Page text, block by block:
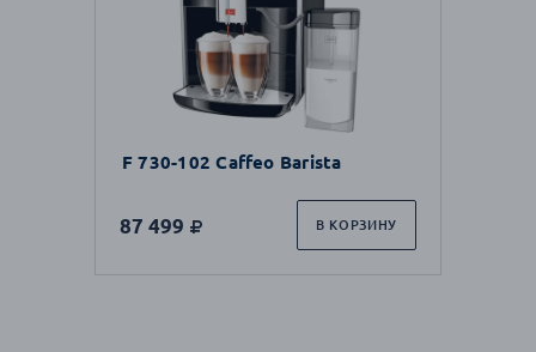
F 730-102 Caffeo Barista
87 499 В КОРЗИНУ